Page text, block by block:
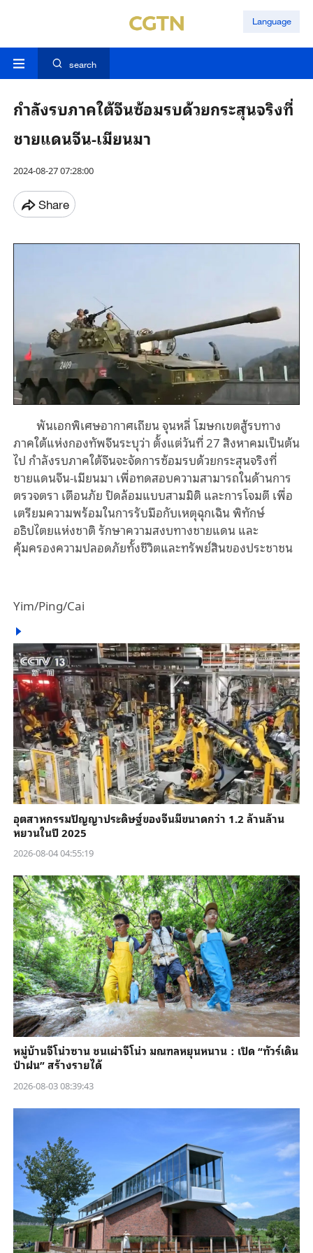
Language
search
กำลังรบภาคใต้จีนซ้อมรบด้วยกระสุนจริงที่
ชายแดนจีน-เมียนมา
2024-08-27 07:28:00
Share
พันเอกพิเศษอากาศเถียน จุนหลี่ โฆษกเขตสู้รบทาง
ภาคใต้แห่งกองทัพจีนระบุว่า ตั้งแต่วันที่ 27 สิงหาคมเป็นต้น
ไป กำลังรบภาคใต้จีนจะจัดการซ้อมรบด้วยกระสุนจริงที่
ชายแดนจีน-เมียนมา เพื่อทดสอบความสามารถในด้านการ
ตรวจตรา เตือนภัย ปิดล้อมแบบสามมิติ และการโจมตี เพื่อ
เตรียมความพร้อมในการรับมือกับเหตุฉุกเฉิน พิทักษ์
อธิปไตยแห่งชาติ รักษาความสงบทางชายแดน และ
คุ้มครองความปลอดภัยทั้งชีวิตและทรัพย์สินของประชาชน
Yim/Ping/Cai
อุตสาหกรรมปัญญาประดิษฐ์ของจีนมีขนาดกว่า 1.2 ล้านล้าน
หยวนในปี 2025
2026-08-04 04:55:19
หมู่บ้านจีโน่วซาน ชนเผ่าจีโน่ว มณฑลหยุนหนาน：เปิด “ทัวร์เดิน
ป่าฝน” สร้างรายได้
2026-08-03 08:39:43